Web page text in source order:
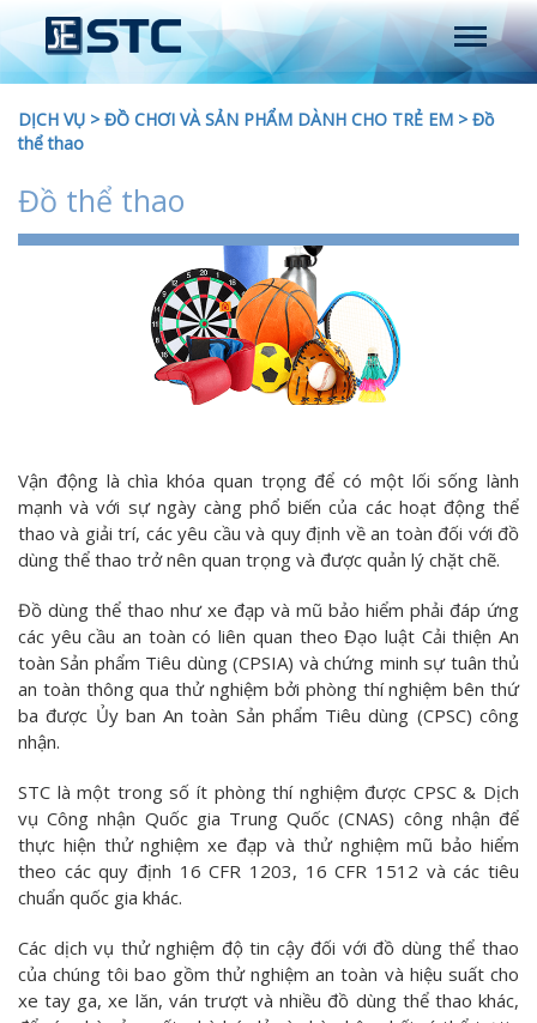
DỊCH VỤ > ĐỒ CHƠI VÀ SẢN PHẨM DÀNH CHO TRẺ EM > Đồ
thể thao
Đồ thể thao
Vận động là chìa khóa quan trọng để có một lối sống lành
mạnh và với sự ngày càng phổ biến của các hoạt động thể
thao và giải trí, các yêu cầu và quy định về an toàn đối với đồ
dùng thể thao trở nên quan trọng và được quản lý chặt chẽ.
Đồ dùng thể thao như xe đạp và mũ bảo hiểm phải đáp ứng
các yêu cầu an toàn có liên quan theo Đạo luật Cải thiện An
toàn Sản phẩm Tiêu dùng (CPSIA) và chứng minh sự tuân thủ
an toàn thông qua thử nghiệm bởi phòng thí nghiệm bên thứ
ba được Ủy ban An toàn Sản phẩm Tiêu dùng (CPSC) công
nhận.
STC là một trong số ít phòng thí nghiệm được CPSC & Dịch
vụ Công nhận Quốc gia Trung Quốc (CNAS) công nhận để
thực hiện thử nghiệm xe đạp và thử nghiệm mũ bảo hiểm
theo các quy định 16 CFR 1203, 16 CFR 1512 và các tiêu
chuẩn quốc gia khác.
Các dịch vụ thử nghiệm độ tin cậy đối với đồ dùng thể thao
của chúng tôi bao gồm thử nghiệm an toàn và hiệu suất cho
xe tay ga, xe lăn, ván trượt và nhiều đồ dùng thể thao khác,